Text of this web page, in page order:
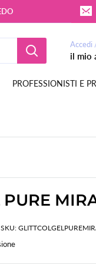
Accedi
il mio
PROFESSIONISTI E
PURE
SKU: